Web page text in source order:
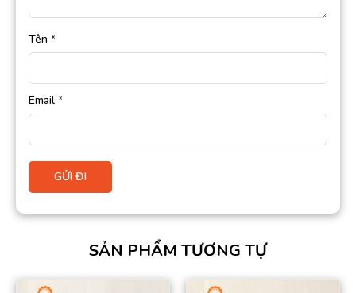
Tên *
Email *
SẢN PHẨM TƯƠNG TỰ